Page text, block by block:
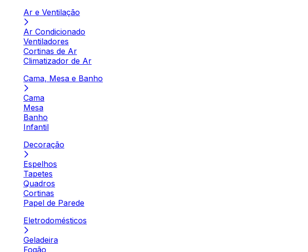
Ar e Ventilação
Ar Condicionado
Ventiladores
Cortinas de Ar
Climatizador de Ar
Cama, Mesa e Banho
Cama
Mesa
Banho
Infantil
Decoração
Espelhos
Tapetes
Quadros
Cortinas
Papel de Parede
Eletrodomésticos
Geladeira
Fogão